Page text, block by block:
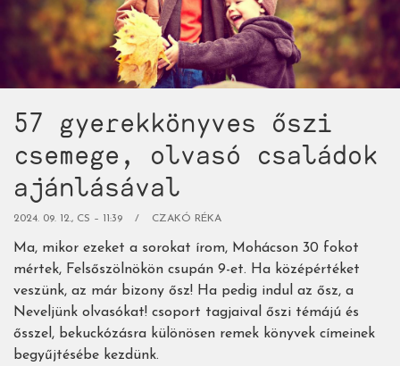
korosztálynak)
57 gyerekkönyves őszi
csemege, olvasó családok
ajánlásával
2024. 09. 12., CS – 11:39 CZAKÓ RÉKA
Ma, mikor ezeket a sorokat írom, Mohácson 30 fokot
mértek, Felsőszölnökön csupán 9-et. Ha középértéket
veszünk, az már bizony ősz! Ha pedig indul az ősz, a
Neveljünk olvasókat! csoport tagjaival őszi témájú és
ősszel, bekuckózásra különösen remek könyvek címeinek
begyűjtésébe kezdünk.